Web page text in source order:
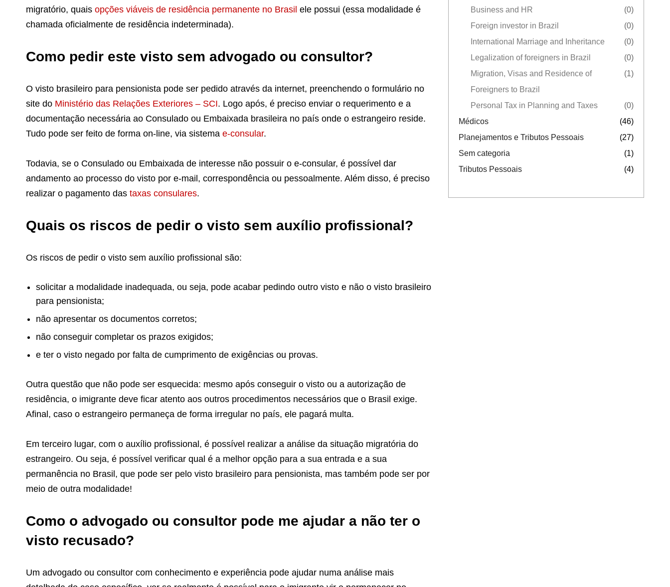
migratório, quais opções viáveis de residência permanente no Brasil ele possui (essa modalidade é
chamada oficialmente de residência indeterminada).
Como pedir este visto sem advogado ou consultor?
O visto brasileiro para pensionista pode ser pedido através da internet, preenchendo o formulário no
site do Ministério das Relações Exteriores – SCI. Logo após, é preciso enviar o requerimento e a
documentação necessária ao Consulado ou Embaixada brasileira no país onde o estrangeiro reside.
Tudo pode ser feito de forma on-line, via sistema e-consular.
Todavia, se o Consulado ou Embaixada de interesse não possuir o e-consular, é possível dar
andamento ao processo do visto por e-mail, correspondência ou pessoalmente. Além disso, é preciso
realizar o pagamento das taxas consulares.
Quais os riscos de pedir o visto sem auxílio profissional?
Os riscos de pedir o visto sem auxílio profissional são:
solicitar a modalidade inadequada, ou seja, pode acabar pedindo outro visto e não o visto brasileiro
para pensionista;
não apresentar os documentos corretos;
não conseguir completar os prazos exigidos;
e ter o visto negado por falta de cumprimento de exigências ou provas.
Outra questão que não pode ser esquecida: mesmo após conseguir o visto ou a autorização de
residência, o imigrante deve ficar atento aos outros procedimentos necessários que o Brasil exige.
Afinal, caso o estrangeiro permaneça de forma irregular no país, ele pagará multa.
Em terceiro lugar, com o auxílio profissional, é possível realizar a análise da situação migratória do
estrangeiro. Ou seja, é possível verificar qual é a melhor opção para a sua entrada e a sua
permanência no Brasil, que pode ser pelo visto brasileiro para pensionista, mas também pode ser por
meio de outra modalidade!
Como o advogado ou consultor pode me ajudar a não ter o
visto recusado?
Um advogado ou consultor com conhecimento e experiência pode ajudar numa análise mais
Business and HR
(0)
Foreign investor in Brazil
(0)
International Marriage and Inheritance
(0)
Legalization of foreigners in Brazil
(0)
Migration, Visas and Residence of
Foreigners to Brazil
(1)
Personal Tax in Planning and Taxes
(0)
Médicos
(46)
Planejamentos e Tributos Pessoais
(27)
Sem categoria
(1)
Tributos Pessoais
(4)